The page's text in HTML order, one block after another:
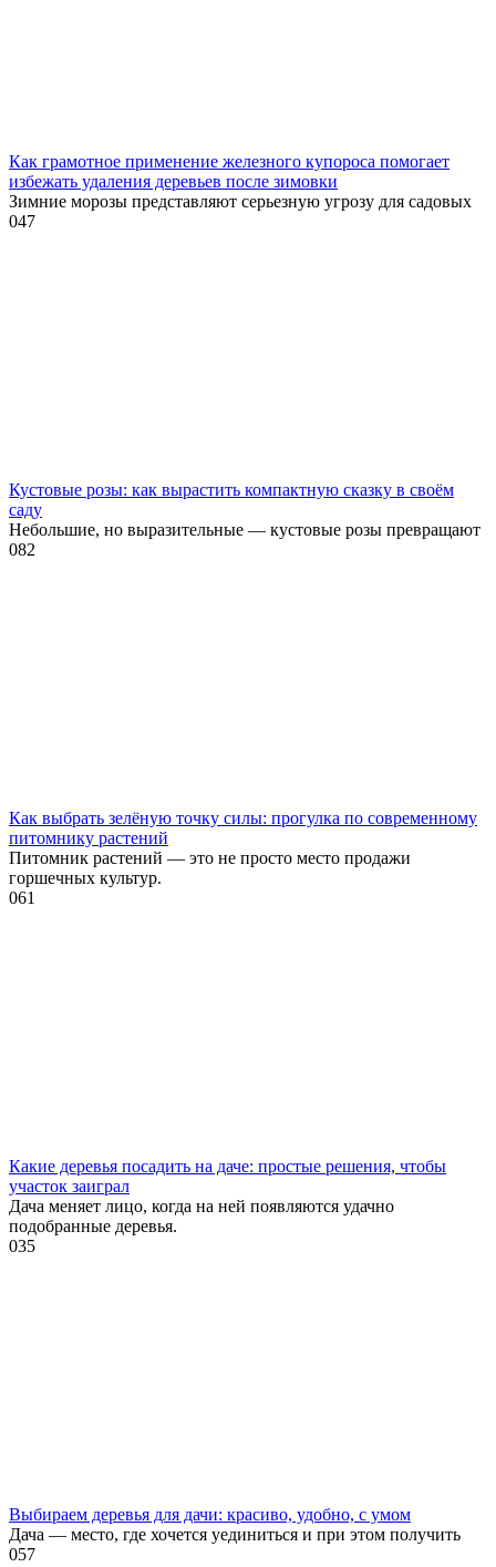
Как грамотное применение железного купороса помогает
избежать удаления деревьев после зимовки
Зимние морозы представляют серьезную угрозу для садовых
047
Кустовые розы: как вырастить компактную сказку в своём
саду
Небольшие, но выразительные — кустовые розы превращают
082
Как выбрать зелёную точку силы: прогулка по современному
питомнику растений
Питомник растений — это не просто место продажи
горшечных культур.
061
Какие деревья посадить на даче: простые решения, чтобы
участок заиграл
Дача меняет лицо, когда на ней появляются удачно
подобранные деревья.
035
Выбираем деревья для дачи: красиво, удобно, с умом
Дача — место, где хочется уединиться и при этом получить
057